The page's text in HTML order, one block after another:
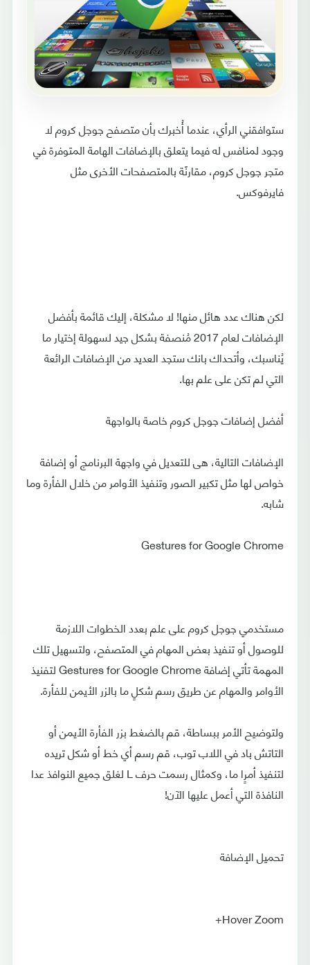
ستوافقني الرأي، عندما أُخبرك بأن متصفح جوجل كروم لا
وجود لمنافس له فيما يتعلق بالإضافات الهامة المتوفرة في
متجر جوجل كروم، مقارنًة بالمتصفحات الأخرى مثل
فايرفوكس.
لكن هناك عدد هائل منها! لا مشكلة، إليك قائمة بأفضل
الإضافات لعام 2017 مُنصفة بشكل جيد لسهولة إختيار ما
يُناسبك، وأتحداك بانك ستجد العديد من الإضافات الرائعة
التي لم تكن على علم بها.
أفضل إضافات جوجل كروم خاصة بالواجهة
الإضافات التالية، هى للتعديل في واجهة البرنامج أو إضافة
خواص لها مثل تكبير الصور وتنفيذ الأوامر من خلال الفأرة وما
شابه.
Gestures for Google Chrome
مستخدمي جوجل كروم على علم بعدد الخطوات اللازمة
للوصول أو تنفيذ بعض المهام في المتصفح، ولتسهيل تلك
المهمة تأتي إضافة Gestures for Google Chrome لتفنيذ
الأوامر والمهام عن طريق رسم شكلٍ ما بالزر الأيمن للفأرة.
ولتوضيح الأمر ببساطة، قم بالضغط بزر الفأرة الأيمن أو
التاتش باد في اللاب توب، قم رسم أي خط أو شكل تريده
لتنفيذ أمرٍا ما، وكمثال رسمت حرف L لغلق جميع النوافذ عدا
النافذة التي أعمل عليها الآن!
تحميل الإضافة
Hover Zoom+